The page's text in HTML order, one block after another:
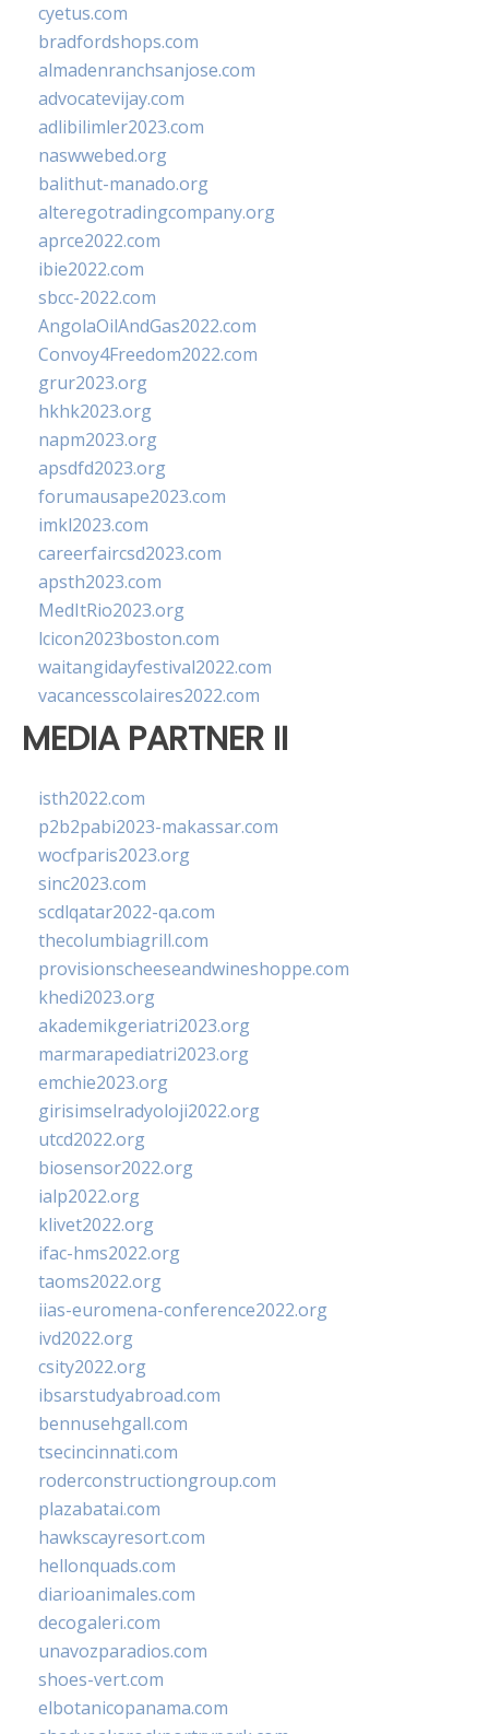
cyetus.com
bradfordshops.com
almadenranchsanjose.com
advocatevijay.com
adlibilimler2023.com
naswwebed.org
balithut-manado.org
alteregotradingcompany.org
aprce2022.com
ibie2022.com
sbcc-2022.com
AngolaOilAndGas2022.com
Convoy4Freedom2022.com
grur2023.org
hkhk2023.org
napm2023.org
apsdfd2023.org
forumausape2023.com
imkl2023.com
careerfaircsd2023.com
apsth2023.com
MedItRio2023.org
lcicon2023boston.com
waitangidayfestival2022.com
vacancesscolaires2022.com
MEDIA PARTNER II
isth2022.com
p2b2pabi2023-makassar.com
wocfparis2023.org
sinc2023.com
scdlqatar2022-qa.com
thecolumbiagrill.com
provisionscheeseandwineshoppe.com
khedi2023.org
akademikgeriatri2023.org
marmarapediatri2023.org
emchie2023.org
girisimselradyoloji2022.org
utcd2022.org
biosensor2022.org
ialp2022.org
klivet2022.org
ifac-hms2022.org
taoms2022.org
iias-euromena-conference2022.org
ivd2022.org
csity2022.org
ibsarstudyabroad.com
bennusehgall.com
tsecincinnati.com
roderconstructiongroup.com
plazabatai.com
hawkscayresort.com
hellonquads.com
diarioanimales.com
decogaleri.com
unavozparadios.com
shoes-vert.com
elbotanicopanama.com